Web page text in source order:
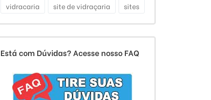
vidracaria
site de vidraçaria sites
Está com Dúvidas? Acesse nosso FAQ